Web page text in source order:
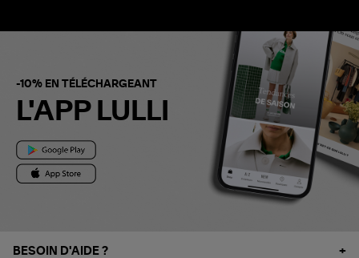
-10% EN TÉLÉCHARGEANT
L'APP LULLI
BESOIN D'AIDE ?